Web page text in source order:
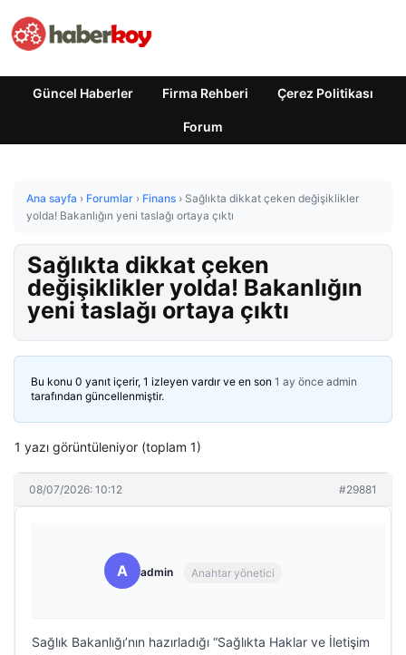
Güncel Haberler Firma Rehberi Çerez Politikası
Forum
Ana sayfa › Forumlar › Finans › Sağlıkta dikkat çeken değişiklikler
yolda! Bakanlığın yeni taslağı ortaya çıktı
Sağlıkta dikkat çeken
değişiklikler yolda! Bakanlığın
yeni taslağı ortaya çıktı
Bu konu 0 yanıt içerir, 1 izleyen vardır ve en son 1 ay önce admin
tarafından güncellenmiştir.
1 yazı görüntüleniyor (toplam 1)
08/07/2026: 10:12 #29881
A admin Anahtar yönetici
Sağlık Bakanlığı’nın hazırladığı “Sağlıkta Haklar ve İletişim